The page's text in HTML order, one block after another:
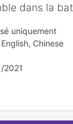
dans la
uniquement
Chinese
2021